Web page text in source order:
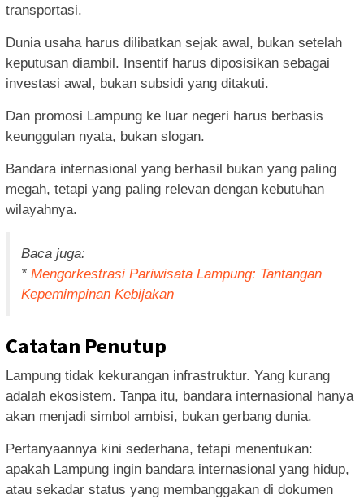
transportasi.
Dunia usaha harus dilibatkan sejak awal, bukan setelah
keputusan diambil. Insentif harus diposisikan sebagai
investasi awal, bukan subsidi yang ditakuti.
Dan promosi Lampung ke luar negeri harus berbasis
keunggulan nyata, bukan slogan.
Bandara internasional yang berhasil bukan yang paling
megah, tetapi yang paling relevan dengan kebutuhan
wilayahnya.
Baca juga:
* Mengorkestrasi Pariwisata Lampung: Tantangan
Kepemimpinan Kebijakan
Catatan Penutup
Lampung tidak kekurangan infrastruktur. Yang kurang
adalah ekosistem. Tanpa itu, bandara internasional hanya
akan menjadi simbol ambisi, bukan gerbang dunia.
Pertanyaannya kini sederhana, tetapi menentukan:
apakah Lampung ingin bandara internasional yang hidup,
atau sekadar status yang membanggakan di dokumen